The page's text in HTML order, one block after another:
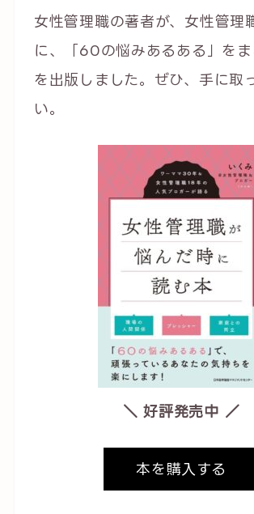
女性管理職の著者が、女性管理
に、「60の悩みあるある」をま
を出版しました。ぜひ、手に取
い。
＼ 好評発売中 ／
本を購入する